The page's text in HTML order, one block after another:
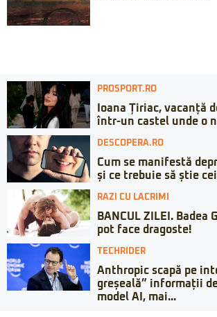
PROSPORT.RO
Ioana Țiriac, vacanță
într-un castel unde o
DESCOPERA.RO
Cum se manifestă
și ce trebuie să știe
RAZI CU LACRIMI
BANCUL ZILEI. Badea
pot face dragoste!
TECHRIDER
Anthropic scapă pe
greșeală” informații
model AI, mai...